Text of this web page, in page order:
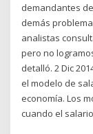
demandantes
demás
analistas
pero no
detalló. 2 Dic
el modelo de
economía. Los
cuando el